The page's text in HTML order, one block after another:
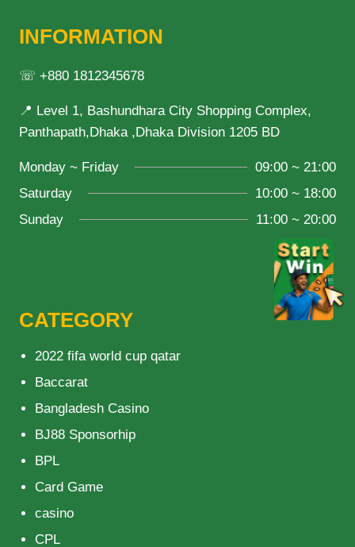
INFORMATION
☏ +880 1812345678
📍 Level 1, Bashundhara City Shopping Complex,
Panthapath,Dhaka ,Dhaka Division 1205 BD
Monday ~ Friday
09:00 ~ 21:00
Saturday
10:00 ~ 18:00
Sunday
11:00 ~ 20:00
CATEGORY
2022 fifa world cup qatar
Baccarat
Bangladesh Casino
BJ88 Sponsorhip
BPL
Card Game
casino
CPL